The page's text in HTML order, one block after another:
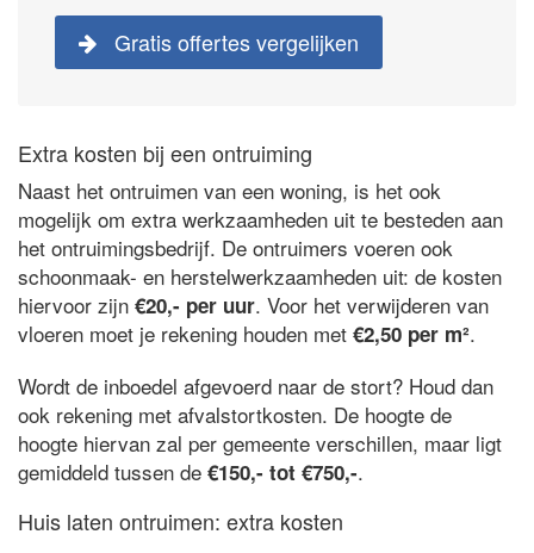
Gratis offertes vergelijken
Extra kosten bij een ontruiming
Naast het ontruimen van een woning, is het ook
mogelijk om extra werkzaamheden uit te besteden aan
het ontruimingsbedrijf. De ontruimers voeren ook
schoonmaak- en herstelwerkzaamheden uit: de kosten
hiervoor zijn €20,- per uur. Voor het verwijderen van
vloeren moet je rekening houden met €2,50 per m².
Wordt de inboedel afgevoerd naar de stort? Houd dan
ook rekening met afvalstortkosten. De hoogte de
hoogte hiervan zal per gemeente verschillen, maar ligt
gemiddeld tussen de €150,- tot €750,-.
Huis laten ontruimen: extra kosten